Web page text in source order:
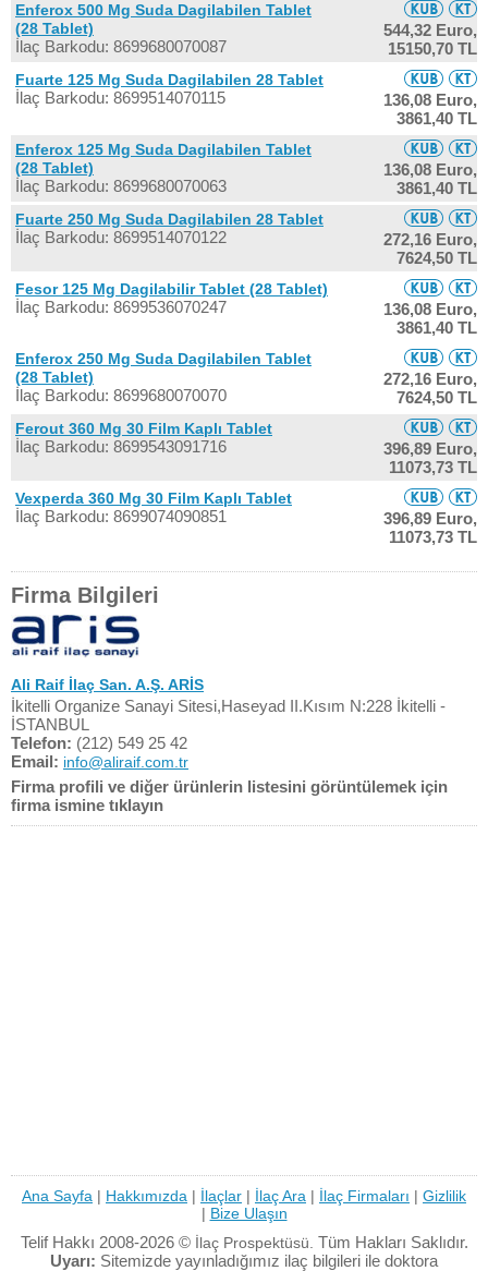
Enferox 500 Mg Suda Dagilabilen Tablet
(28 Tablet)
İlaç Barkodu: 8699680070087
544,32 Euro,
15150,70 TL
Fuarte 125 Mg Suda Dagilabilen 28 Tablet
İlaç Barkodu: 8699514070115
136,08 Euro,
3861,40 TL
Enferox 125 Mg Suda Dagilabilen Tablet
(28 Tablet)
İlaç Barkodu: 8699680070063
136,08 Euro,
3861,40 TL
Fuarte 250 Mg Suda Dagilabilen 28 Tablet
İlaç Barkodu: 8699514070122
272,16 Euro,
7624,50 TL
Fesor 125 Mg Dagilabilir Tablet (28 Tablet)
İlaç Barkodu: 8699536070247
136,08 Euro,
3861,40 TL
Enferox 250 Mg Suda Dagilabilen Tablet
(28 Tablet)
İlaç Barkodu: 8699680070070
272,16 Euro,
7624,50 TL
Ferout 360 Mg 30 Film Kaplı Tablet
İlaç Barkodu: 8699543091716
396,89 Euro,
11073,73 TL
Vexperda 360 Mg 30 Film Kaplı Tablet
İlaç Barkodu: 8699074090851
396,89 Euro,
11073,73 TL
Firma Bilgileri
Ali Raif İlaç San. A.Ş. ARİS
İkitelli Organize Sanayi Sitesi,Haseyad II.Kısım N:228 İkitelli -
İSTANBUL
Telefon: (212) 549 25 42
Email: info@aliraif.com.tr
Firma profili ve diğer ürünlerin listesini görüntülemek için
firma ismine tıklayın
Ana Sayfa | Hakkımızda | İlaçlar | İlaç Ara | İlaç Firmaları | Gizlilik
| Bize Ulaşın
Telif Hakkı 2008-2026 © İlaç Prospektüsü. Tüm Hakları Saklıdır.
Uyarı: Sitemizde yayınladığımız ilaç bilgileri ile doktora